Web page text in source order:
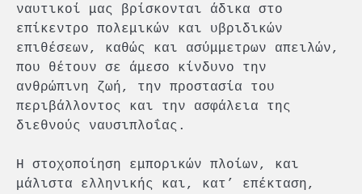
ναυτικοί μας βρίσκονται άδικα στο
επίκεντρο πολεμικών και υβριδικών
επιθέσεων, καθώς και ασύμμετρων απειλών,
που θέτουν σε άμεσο κίνδυνο την
ανθρώπινη ζωή, την προστασία του
περιβάλλοντος και την ασφάλεια της
διεθνούς ναυσιπλοΐας.
Η στοχοποίηση εμπορικών πλοίων, και
μάλιστα ελληνικής και, κατ’ επέκταση,